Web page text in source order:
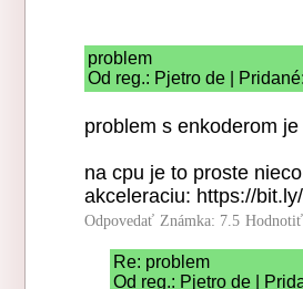
problem
Od reg.: Pjetro de |
problem s enkoderom
na cpu je to proste
akceleraciu: https://
Odpovedať Známka: 7.5
Re: problem
Od reg.: Pjetro de |